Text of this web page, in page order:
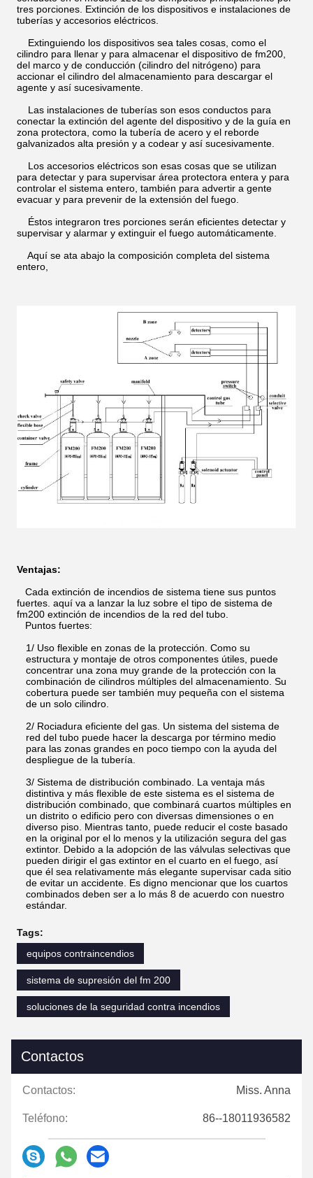
tres porciones. Extinción de los dispositivos e instalaciones de
tuberías y accesorios eléctricos.
Extinguiendo los dispositivos sea tales cosas, como el
cilindro para llenar y para almacenar el dispositivo de fm200,
del marco y de conducción (cilindro del nitrógeno) para
accionar el cilindro del almacenamiento para descargar el
agente y así sucesivamente.
Las instalaciones de tuberías son esos conductos para
conectar la extinción del agente del dispositivo y de la guía en
zona protectora, como la tubería de acero y el reborde
galvanizados alta presión y a codear y así sucesivamente.
Los accesorios eléctricos son esas cosas que se utilizan
para detectar y para supervisar área protectora entera y para
controlar el sistema entero, también para advertir a gente
evacuar y para prevenir de la extensión del fuego.
Éstos integraron tres porciones serán eficientes detectar y
supervisar y alarmar y extinguir el fuego automáticamente.
Aquí se ata abajo la composición completa del sistema
entero,
Ventajas:
Cada extinción de incendios de sistema tiene sus puntos
fuertes. aquí va a lanzar la luz sobre el tipo de sistema de
fm200 extinción de incendios de la red del tubo.
Puntos fuertes:
1/ Uso flexible en zonas de la protección. Como su
estructura y montaje de otros componentes útiles, puede
concentrar una zona muy grande de la protección con la
combinación de cilindros múltiples del almacenamiento. Su
cobertura puede ser también muy pequeña con el sistema
de un solo cilindro.
2/ Rociadura eficiente del gas. Un sistema del sistema de
red del tubo puede hacer la descarga por término medio
para las zonas grandes en poco tiempo con la ayuda del
despliegue de la tubería.
3/ Sistema de distribución combinado. La ventaja más
distintiva y más flexible de este sistema es el sistema de
distribución combinado, que combinará cuartos múltiples en
un distrito o edificio pero con diversas dimensiones o en
diverso piso. Mientras tanto, puede reducir el coste basado
en la original por el lo menos y la utilización segura del gas
extintor. Debido a la adopción de las válvulas selectivas que
pueden dirigir el gas extintor en el cuarto en el fuego, así
que él sea relativamente más elegante supervisar cada sitio
de evitar un accidente. Es digno mencionar que los cuartos
combinados deben ser a lo más 8 de acuerdo con nuestro
estándar.
Tags:
equipos contraincendios
sistema de supresión del fm 200
soluciones de la seguridad contra incendios
Contactos
Contactos: Miss. Anna
Teléfono: 86--18011936582